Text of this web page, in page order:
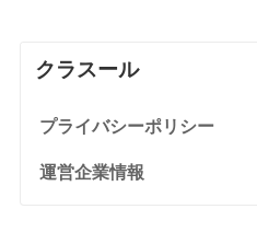
クラスール
プライバシーポリシー
運営企業情報